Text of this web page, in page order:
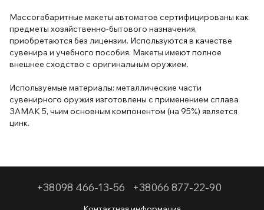
Массогабаритные макеты автоматов сертифицированы как
предметы хозяйственно-бытового назначения,
приобретаются без лицензии. Используются в качестве
сувенира и учебного пособия. Макеты имеют полное
внешнее сходство с оригинальным оружием.
Используемые материалы: металлические части
сувенирного оружия изготовлены с применением сплава
ЗАМАК 5, чьим основным компонентом (на 95%) является
цинк.
+38098 466-13-56 +38066 877-22-90